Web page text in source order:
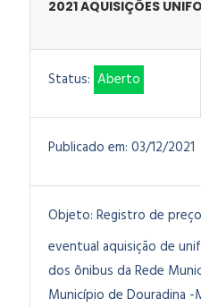
2021 AQUISIÇÕES
Status: Aberto
Publicado em: 03/12/2021
Objeto: Registro de
eventual aquisição de
dos ônibus da Rede
Município de Douradina -